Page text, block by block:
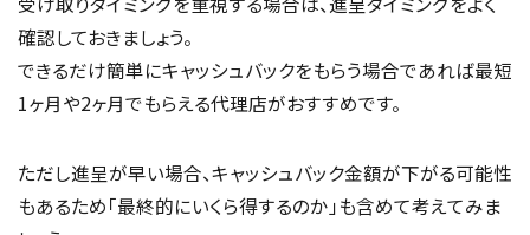
確認しておきましょう。
できるだけ簡単にキャッシュバックをもらう場合であれば最短
1ヶ月や2ヶ月でもらえる代理店がおすすめです。
ただし進呈が早い場合、キャッシュバック金額が下がる可能性
もあるため「最終的にいくら得するのか」も含めて考えてみま